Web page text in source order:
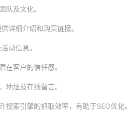
队及文化。
详细介绍和购买链接。
动信息。
在客户的信任感。
地址及在线留言。
索引擎的抓取效率，有助于SEO优化。